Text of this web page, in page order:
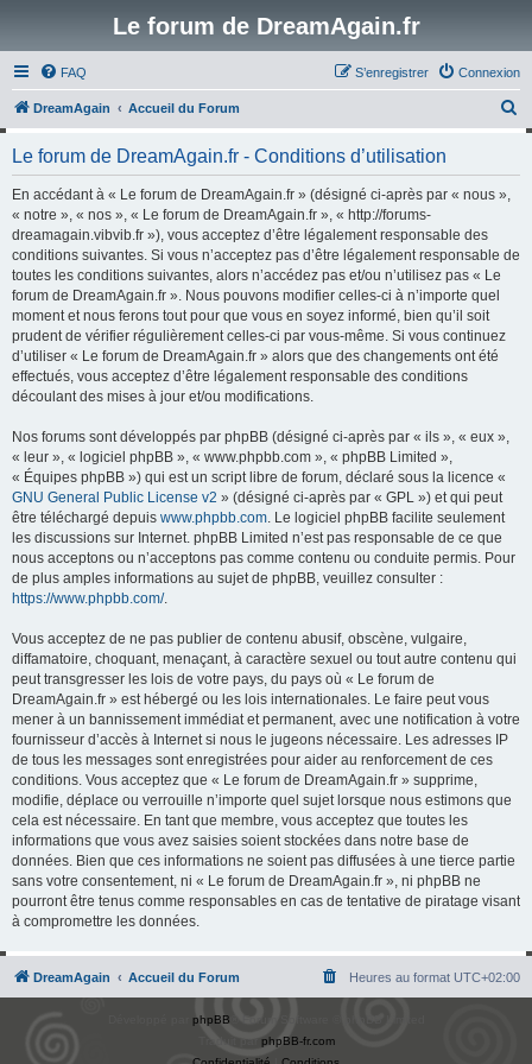
Le forum de DreamAgain.fr
FAQ Connexion
S’enregistrer
DreamAgain Accueil du Forum
Le forum de DreamAgain.fr - Conditions d’utilisation
En accédant à « Le forum de DreamAgain.fr » (désigné ci-après par « nous »,
« notre », « nos », « Le forum de DreamAgain.fr », « http://forums-
dreamagain.vibvib.fr »), vous acceptez d’être légalement responsable des
conditions suivantes. Si vous n’acceptez pas d’être légalement responsable de
toutes les conditions suivantes, alors n’accédez pas et/ou n’utilisez pas « Le
forum de DreamAgain.fr ». Nous pouvons modifier celles-ci à n’importe quel
moment et nous ferons tout pour que vous en soyez informé, bien qu’il soit
prudent de vérifier régulièrement celles-ci par vous-même. Si vous continuez
d’utiliser « Le forum de DreamAgain.fr » alors que des changements ont été
effectués, vous acceptez d’être légalement responsable des conditions
découlant des mises à jour et/ou modifications.
Nos forums sont développés par phpBB (désigné ci-après par « ils », « eux »,
« leur », « logiciel phpBB », « www.phpbb.com », « phpBB Limited »,
« Équipes phpBB ») qui est un script libre de forum, déclaré sous la licence «
GNU General Public License v2 » (désigné ci-après par « GPL ») et qui peut
être téléchargé depuis www.phpbb.com. Le logiciel phpBB facilite seulement
les discussions sur Internet. phpBB Limited n’est pas responsable de ce que
nous acceptons ou n’acceptons pas comme contenu ou conduite permis. Pour
de plus amples informations au sujet de phpBB, veuillez consulter :
https://www.phpbb.com/.
Vous acceptez de ne pas publier de contenu abusif, obscène, vulgaire,
diffamatoire, choquant, menaçant, à caractère sexuel ou tout autre contenu qui
peut transgresser les lois de votre pays, du pays où « Le forum de
DreamAgain.fr » est hébergé ou les lois internationales. Le faire peut vous
mener à un bannissement immédiat et permanent, avec une notification à votre
fournisseur d’accès à Internet si nous le jugeons nécessaire. Les adresses IP
de tous les messages sont enregistrées pour aider au renforcement de ces
conditions. Vous acceptez que « Le forum de DreamAgain.fr » supprime,
modifie, déplace ou verrouille n’importe quel sujet lorsque nous estimons que
cela est nécessaire. En tant que membre, vous acceptez que toutes les
informations que vous avez saisies soient stockées dans notre base de
données. Bien que ces informations ne soient pas diffusées à une tierce partie
sans votre consentement, ni « Le forum de DreamAgain.fr », ni phpBB ne
pourront être tenus comme responsables en cas de tentative de piratage visant
à compromettre les données.
DreamAgain Accueil du Forum Heures au format UTC+02:00
phpBB
phpBB-fr.com